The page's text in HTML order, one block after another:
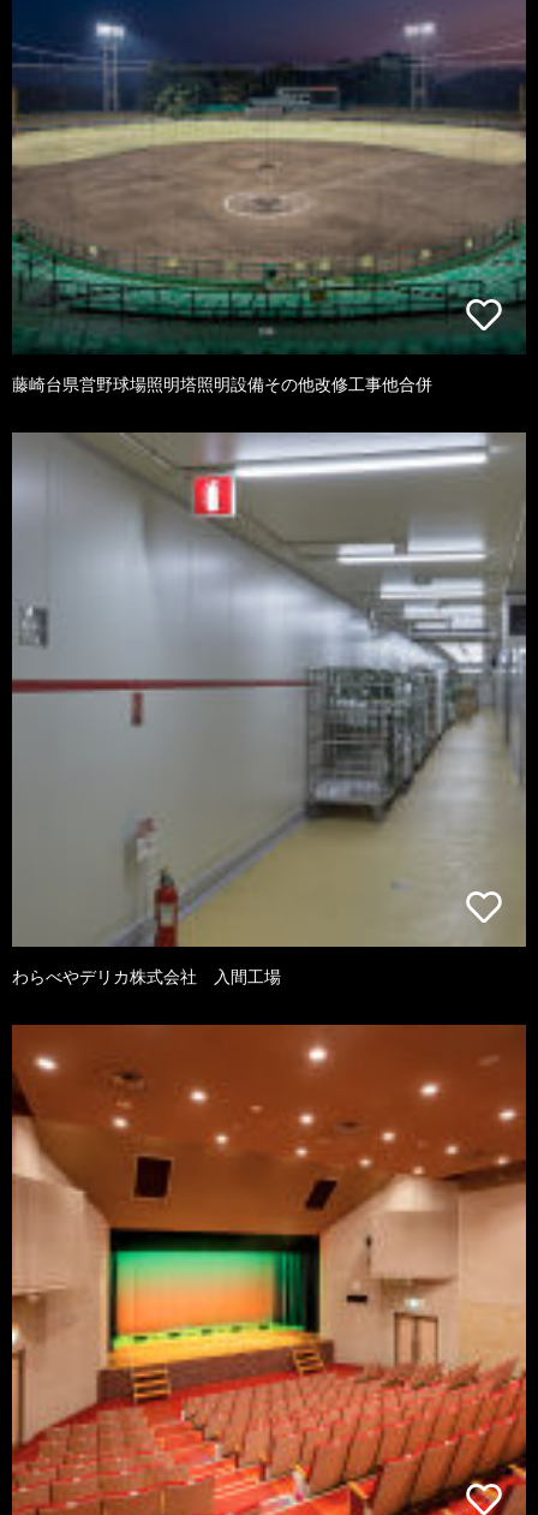
藤崎台県営野球場照明塔照明設備その他改修工事他合併
わらべやデリカ株式会社 入間工場